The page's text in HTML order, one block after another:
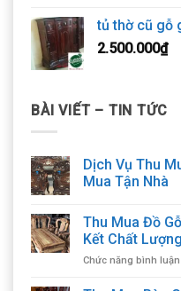
tủ thờ cũ gỗ
2.500.000₫
BÀI VIẾT – TIN TỨC
Dịch Vụ Thu
Mua Tận Nhà
Thu Mua Đồ
Kết Chất Lượng
Chức năng bình